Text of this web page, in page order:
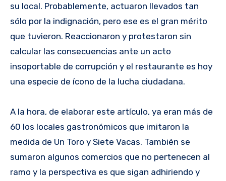
su local. Probablemente, actuaron llevados tan
sólo por la indignación, pero ese es el gran mérito
que tuvieron. Reaccionaron y protestaron sin
calcular las consecuencias ante un acto
insoportable de corrupción y el restaurante es hoy
una especie de ícono de la lucha ciudadana.
A la hora, de elaborar este artículo, ya eran más de
60 los locales gastronómicos que imitaron la
medida de Un Toro y Siete Vacas. También se
sumaron algunos comercios que no pertenecen al
ramo y la perspectiva es que sigan adhiriendo y